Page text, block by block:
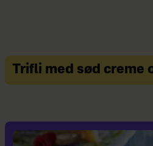
Trifli med sød creme